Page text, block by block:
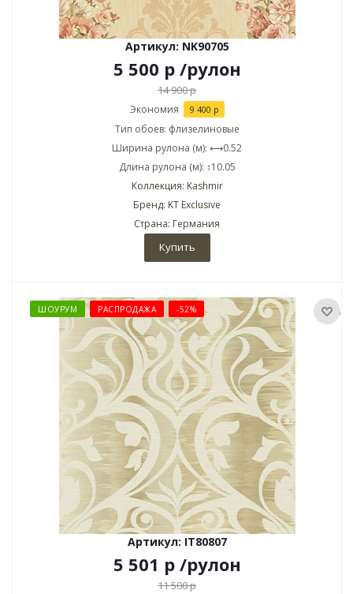
Артикул: NK90705
5 500 р /рулон
14 900р
Экономия 9 400 р
Тип обоев: флизелиновые
Ширина рулона (м): ⟷0.52
Длина рулона (м): ↕10.05
Коллекция: Kashmir
Бренд: KT Exclusive
Страна: Германия
Купить
ШОУРУМ РАСПРОДАЖА -52%
Артикул: IT80807
5 501 р /рулон
11 500р